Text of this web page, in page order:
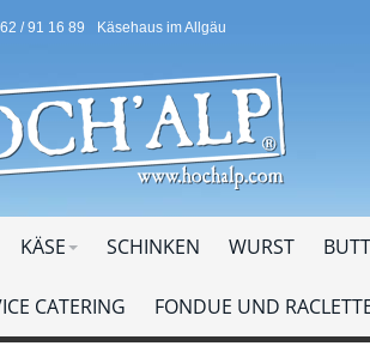
/ 91 16 89 Käsehaus im Allgäu
KÄSE SCHINKEN WURST
CATERING FONDUE UND